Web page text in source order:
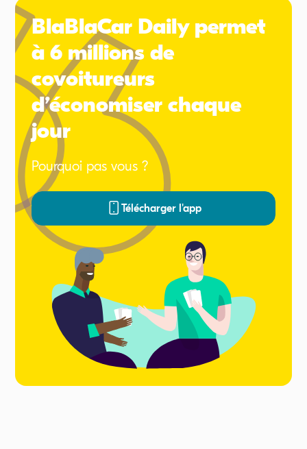
BlaBlaCar Daily permet
à 6 millions de
covoitureurs
d’économiser chaque
jour
Pourquoi pas vous ?
Télécharger l'app